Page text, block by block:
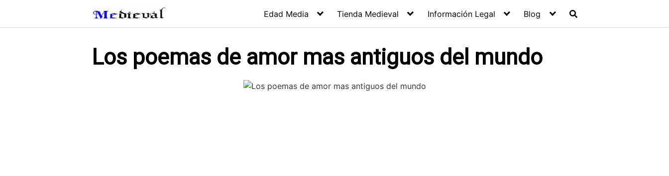
contenido
Edad Media Tienda Medieval Información Legal Blog
Los poemas de amor mas antiguos del mundo